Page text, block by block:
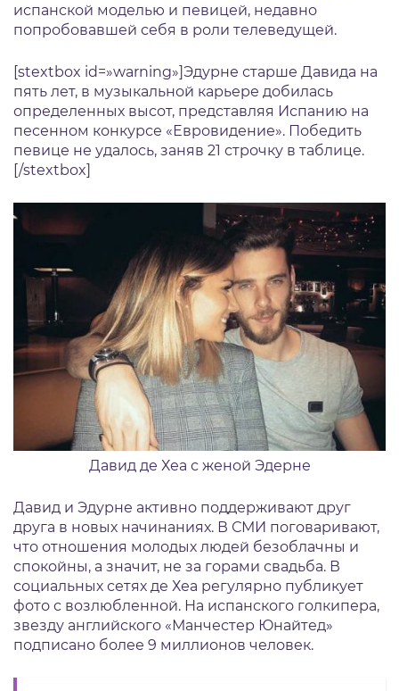
испанской моделью и певицей, недавно
попробовавшей себя в роли телеведущей.
[stextbox id=»warning»]Эдурне старше Давида на
пять лет, в музыкальной карьере добилась
определенных высот, представляя Испанию на
песенном конкурсе «Евровидение». Победить
певице не удалось, заняв 21 строчку в таблице.
[/stextbox]
Давид де Хеа с женой Эдерне
Давид и Эдурне активно поддерживают друг
друга в новых начинаниях. В СМИ поговаривают,
что отношения молодых людей безоблачны и
спокойны, а значит, не за горами свадьба. В
социальных сетях де Хеа регулярно публикует
фото с возлюбленной. На испанского голкипера,
звезду английского «Манчестер Юнайтед»
подписано более 9 миллионов человек.